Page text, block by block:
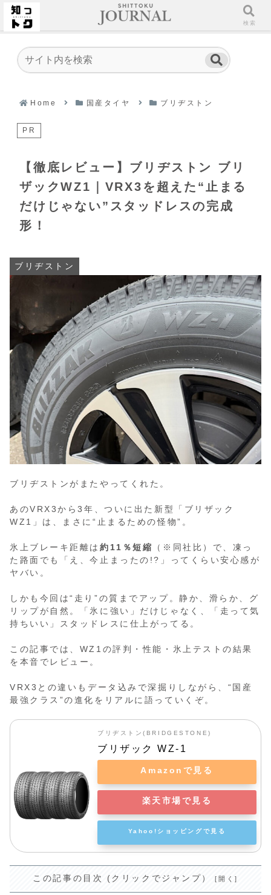
Home 国産タイヤ ブリヂストン
PR
【徹底レビュー】ブリヂストン ブリ
ザックWZ1｜VRX3を超えた“止まる
だけじゃない”スタッドレスの完成
形！
ブリヂストン
ブリヂストンがまたやってくれた。
あのVRX3から3年、ついに出た新型「ブリザック
WZ1」は、まさに“止まるための怪物”。
氷上ブレーキ距離は約11％短縮
（※同社比）で、凍っ
た路面でも「え、今止まったの!?」ってくらい安心感が
ヤバい。
しかも今回は“走り”の質までアップ。静か、滑らか、グ
リップが自然。「氷に強い」だけじゃなく、「走って気
持ちいい」スタッドレスに仕上がってる。
この記事では、WZ1の評判・性能・氷上テストの結果
を本音でレビュー。
VRX3との違いもデータ込みで深掘りしながら、“国産
最強クラス”の進化をリアルに語っていくぞ。
ブリヂストン(BRIDGESTONE)
ブリザック WZ-1
Amazonで見る
楽天市場で見る
Yahoo!ショッピングで見る
この記事の目次 (クリックでジャンプ）
ホーム 検索